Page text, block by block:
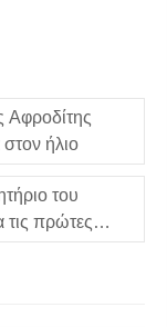
Αφροδίτης
στον ήλιο
του
πρώτες